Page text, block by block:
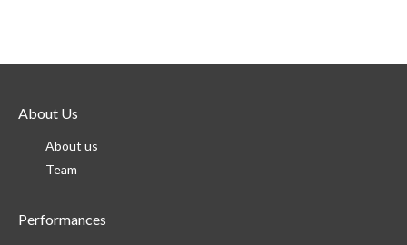
About Us
About us
Team
Performances